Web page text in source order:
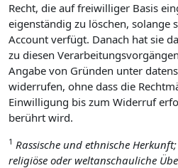
Recht, die auf freiwilliger Basis
eigenständig zu löschen, solange
Account verfügt. Danach hat sie
zu diesen
Angabe von Gründen unter
widerrufen, ohne dass die
Einwilligung bis zum Widerruf
berührt wird.
1 Rassische und ethnische
religiöse oder weltanschauliche